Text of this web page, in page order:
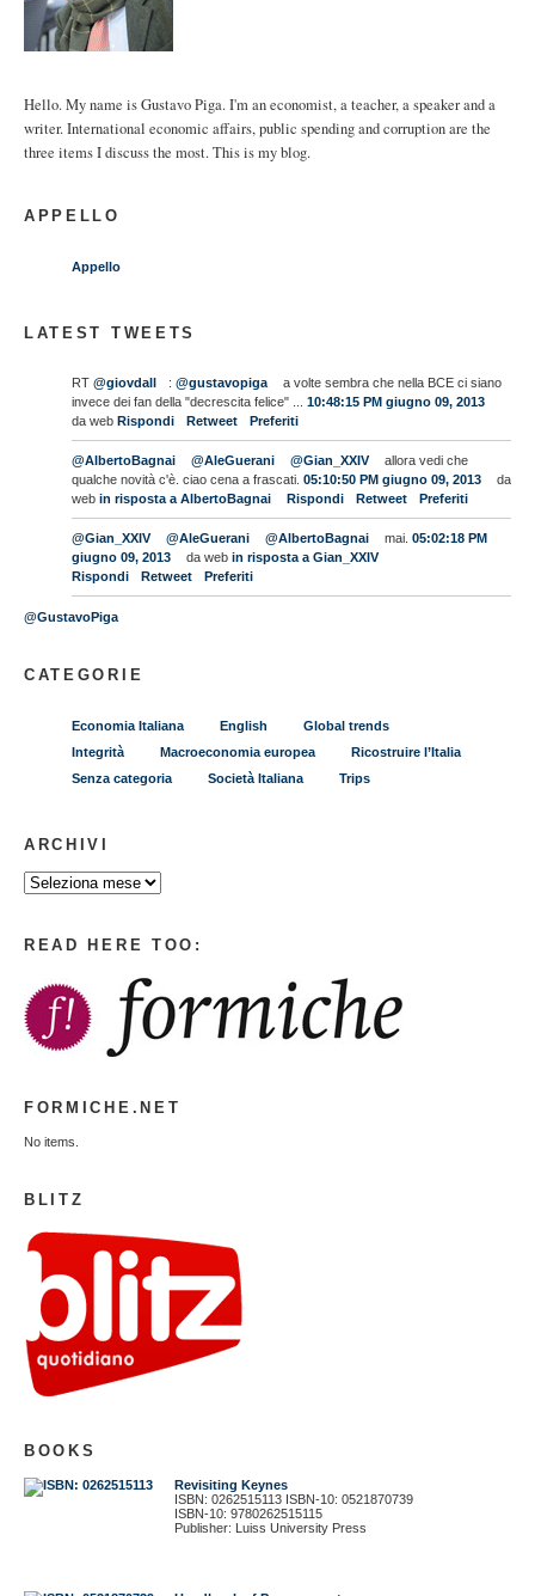
Hello. My name is Gustavo Piga. I'm an economist, a teacher, a speaker and a
writer. International economic affairs, public spending and corruption are the
three items I discuss the most. This is my blog.
APPELLO
Appello
LATEST TWEETS
RT @giovdall : @gustavopiga
a volte sembra che nella BCE ci siano
invece dei fan della "decrescita felice" ...
10:48:15 PM giugno 09, 2013
da web Rispondi Retweet Preferiti
@AlbertoBagnai @AleGuerani @Gian_XXIV
allora vedi che
qualche novità c'è. ciao cena a frascati. 05:10:50 PM giugno 09, 2013
da
web in risposta a AlbertoBagnai Rispondi Retweet Preferiti
@Gian_XXIV @AleGuerani @AlbertoBagnai mai. 05:02:18 PM
giugno 09, 2013
da web in risposta a Gian_XXIV
Rispondi
Retweet Preferiti
@GustavoPiga
CATEGORIE
Economia Italiana English
Global trends
Integrità
Macroeconomia europea
Ricostruire l’Italia
Senza categoria
Società Italiana Trips
ARCHIVI
READ HERE TOO:
FORMICHE.NET
No items.
BLITZ
BOOKS
Revisiting Keynes
ISBN: 0262515113 ISBN-10: 0521870739
ISBN-10: 9780262515115
Publisher: Luiss University Press